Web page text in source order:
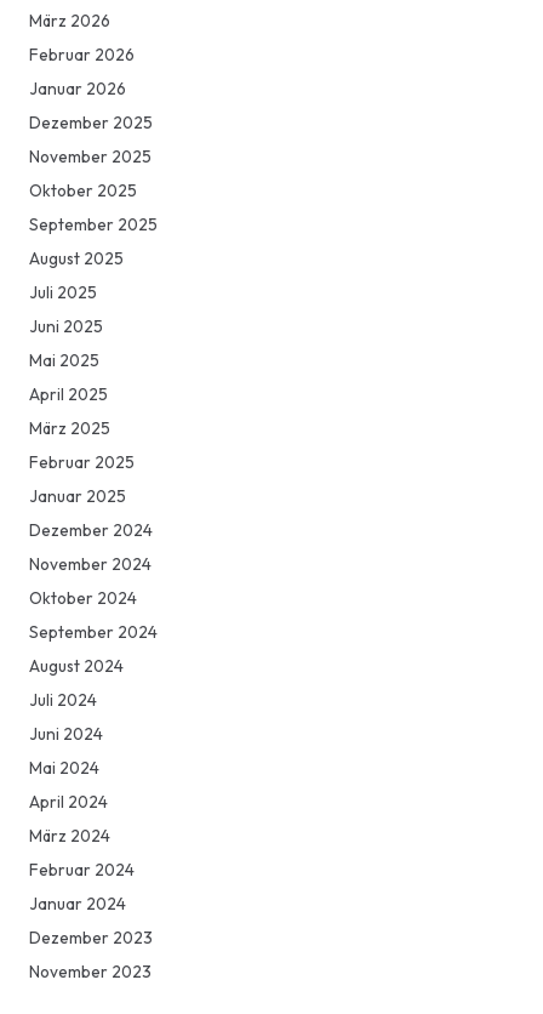
März 2026
Februar 2026
Januar 2026
Dezember 2025
November 2025
Oktober 2025
September 2025
August 2025
Juli 2025
Juni 2025
Mai 2025
April 2025
März 2025
Februar 2025
Januar 2025
Dezember 2024
November 2024
Oktober 2024
September 2024
August 2024
Juli 2024
Juni 2024
Mai 2024
April 2024
März 2024
Februar 2024
Januar 2024
Dezember 2023
November 2023